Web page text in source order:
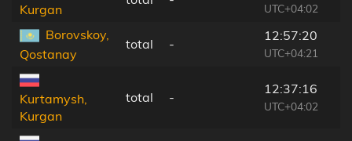
Kurgan UTC+04:02
Borovskoy,
Qostanay
total -
12:57:20
UTC+04:21
Kurtamysh,
Kurgan
total -
12:37:16
UTC+04:02